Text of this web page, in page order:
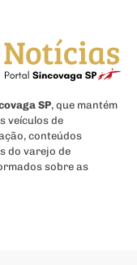
SP, que mantém
veículos de
conteúdos
do varejo de
sobre as